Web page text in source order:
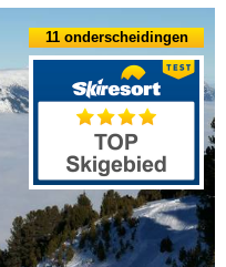
11 onderscheidingen